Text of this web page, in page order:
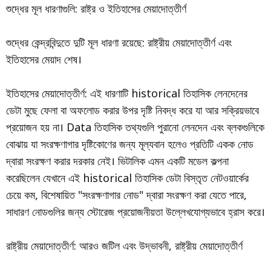
শুদ্ধের মূল ধারণাগুলি: রাষ্ট্র ও ইতিহাসের মেয়াদোত্তীর্ণ
শুদ্ধের কেন্দ্রবিন্দুতে দুটি মূল ধারণা রয়েছে: রাষ্ট্রীয় মেয়াদোত্তীর্ণ এবং
ইতিহাসের মেয়াদ শেষ।
ইতিহাসের মেয়াদোত্তীর্ণ: এই ধারণাটি historical তিহাসিক লেনদেনের
ডেটা মুছে ফেলা বা অফলোড করার উপর দৃষ্টি নিবদ্ধ করে যা আর সক্রিয়ভাবে
প্রয়োজন হয় না। Data তিহাসিক তথ্যগুলি পুরানো লেনদেন এবং ব্লকগুলিকে
বোঝায় যা সংরক্ষণাগার দৃষ্টিকোণের জন্য মূল্যবান হলেও প্রতিটি একক নোড
দ্বারা সংরক্ষণ করার দরকার নেই। ভিটালিক এমন একটি মডেল কল্পনা
করেছিলেন যেখানে এই historical তিহাসিক ডেটা বিস্তৃত নেটওয়ার্কের
চেয়ে কম, বিশেষায়িত "সংরক্ষণাগার নোড" দ্বারা সংরক্ষণ করা যেতে পারে,
সাধারণ নোডগুলির জন্য স্টোরেজ প্রয়োজনীয়তা উল্লেখযোগ্যভাবে হ্রাস করে।
রাষ্ট্রীয় মেয়াদোত্তীর্ণ: আরও জটিল এবং উদ্ভাবনী, রাষ্ট্রীয় মেয়াদোত্তীর্ণ